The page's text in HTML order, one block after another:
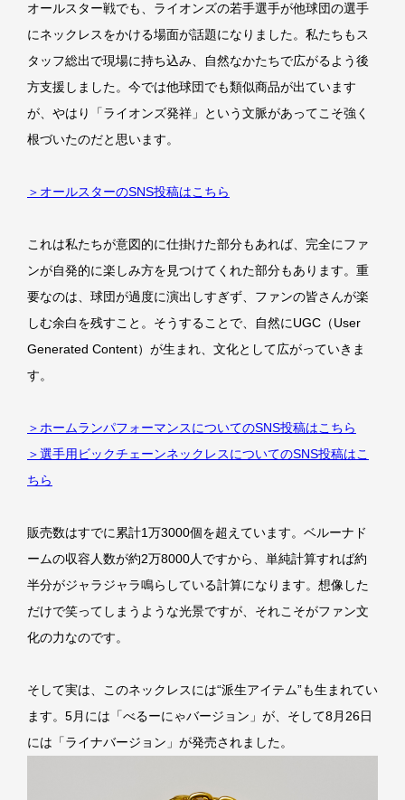
オールスター戦でも、ライオンズの若手選手が他球団の選手
にネックレスをかける場面が話題になりました。私たちもス
タッフ総出で現場に持ち込み、自然なかたちで広がるよう後
方支援しました。今では他球団でも類似商品が出ています
が、やはり「ライオンズ発祥」という文脈があってこそ強く
根づいたのだと思います。
＞オールスターのSNS投稿はこちら
これは私たちが意図的に仕掛けた部分もあれば、完全にファ
ンが自発的に楽しみ方を見つけてくれた部分もあります。重
要なのは、球団が過度に演出しすぎず、ファンの皆さんが楽
しむ余白を残すこと。そうすることで、自然にUGC（User
Generated Content）が生まれ、文化として広がっていきま
す。
＞ホームランパフォーマンスについてのSNS投稿はこちら
＞選手用ビックチェーンネックレスについてのSNS投稿はこ
ちら
販売数はすでに累計1万3000個を超えています。ベルーナド
ームの収容人数が約2万8000人ですから、単純計算すれば約
半分がジャラジャラ鳴らしている計算になります。想像した
だけで笑ってしまうような光景ですが、それこそがファン文
化の力なのです。
そして実は、このネックレスには“派生アイテム”も生まれてい
ます。5月には「べるーにゃバージョン」が、そして8月26日
には「ライナバージョン」が発売されました。